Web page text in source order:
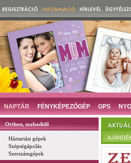
NAPTÁR FÉNYKÉPEZŐGÉP GPS
Otthon, szabadidő
Háztartási gépek
Szépségápolás
Szerszámgépek